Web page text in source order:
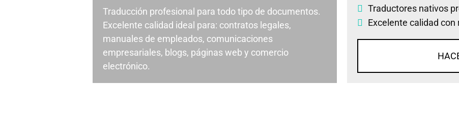
Traducción profesional para todo tipo de documentos.
Excelente calidad ideal para: contratos legales,
manuales de empleados, comunicaciones
empresariales, blogs, páginas web y comercio
electrónico.
Traductores nativos
Excelente calidad con